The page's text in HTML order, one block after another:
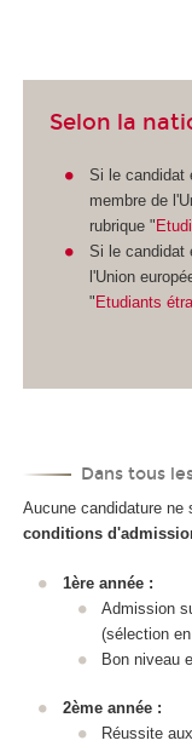
Selon la
Si le candidat
membre de
rubrique "
Si le candidat
l'Union
" Etudiants
Dans tous
Aucune candidature ne
conditions
1ère année :
Admission
(sélection
Bon niveau
2ème année :
Réussite